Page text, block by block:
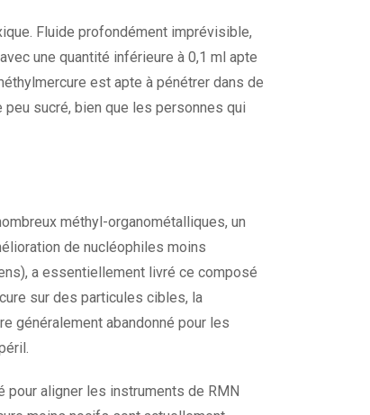
Fluide profondément imprévisible,
une quantité inférieure à 0,1 ml apte
est apte à pénétrer dans de
sucré, bien que les personnes qui
méthyl-organométalliques, un
de nucléophiles moins
a essentiellement livré ce composé
sur des particules cibles, la
généralement abandonné pour les
aligner les instruments de RMN